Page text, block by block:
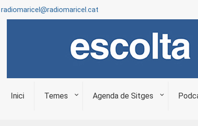
radiomaricel@radiomaricel.cat
Inici Temes Agenda de Sitges